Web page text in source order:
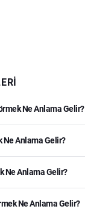
Ne Anlama Gelir?
Ne Anlama Gelir?
Ne Anlama Gelir?
Ne Anlama Gelir?